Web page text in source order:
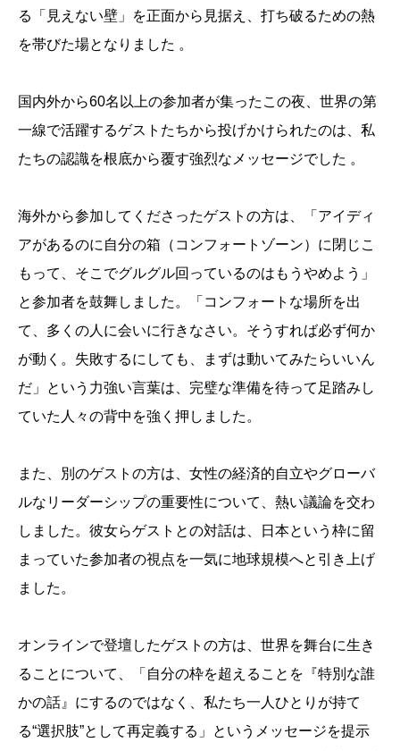
る「見えない壁」を正面から見据え、打ち破るための熱
を帯びた場となりました 。
国内外から60名以上の参加者が集ったこの夜、世界の第
一線で活躍するゲストたちから投げかけられたのは、私
たちの認識を根底から覆す強烈なメッセージでした 。
海外から参加してくださったゲストの方は、「アイディ
アがあるのに自分の箱（コンフォートゾーン）に閉じこ
もって、そこでグルグル回っているのはもうやめよう」
と参加者を鼓舞しました。「コンフォートな場所を出
て、多くの人に会いに行きなさい。そうすれば必ず何か
が動く。失敗するにしても、まずは動いてみたらいいん
だ」という力強い言葉は、完璧な準備を待って足踏みし
ていた人々の背中を強く押しました。
また、別のゲストの方は、女性の経済的自立やグローバ
ルなリーダーシップの重要性について、熱い議論を交わ
しました。彼女らゲストとの対話は、日本という枠に留
まっていた参加者の視点を一気に地球規模へと引き上げ
ました。
オンラインで登壇したゲストの方は、世界を舞台に生き
ることについて、「自分の枠を超えることを『特別な誰
かの話』にするのではなく、私たち一人ひとりが持て
る“選択肢”として再定義する」というメッセージを提示